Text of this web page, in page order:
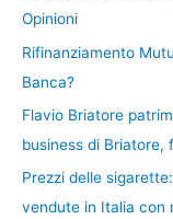
Opinioni
Rifinanziamento
Banca?
Flavio Briatore
business di Briatore,
Prezzi delle
vendute in Italia con